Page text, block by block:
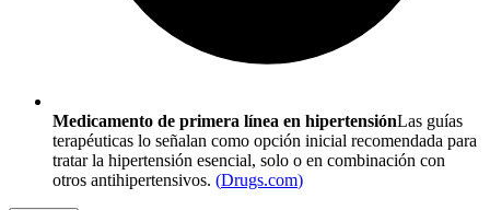
Medicamento de primera línea en hipertensiónLas guías
terapéuticas lo señalan como opción inicial recomendada para
tratar la hipertensión esencial, solo o en combinación con
otros antihipertensivos. (Drugs.com)